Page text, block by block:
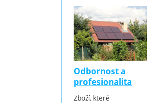
Odbornost a
profesionalita
Zboží, které